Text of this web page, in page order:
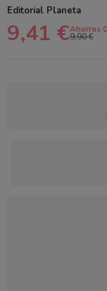
Editorial Planeta
9,41 €Ahorras
9,90 €